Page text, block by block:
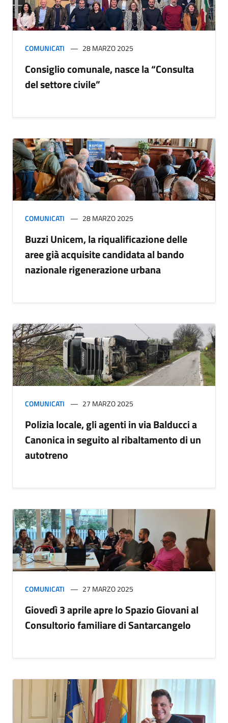
COMUNICATI 28 MARZO 2025
Consiglio comunale, nasce la “Consulta
del settore civile”
COMUNICATI 28 MARZO 2025
Buzzi Unicem, la riqualificazione delle
aree già acquisite candidata al bando
nazionale rigenerazione urbana
COMUNICATI 27 MARZO 2025
Polizia locale, gli agenti in via Balducci a
Canonica in seguito al ribaltamento di un
autotreno
COMUNICATI 27 MARZO 2025
Giovedì 3 aprile apre lo Spazio Giovani al
Consultorio familiare di Santarcangelo